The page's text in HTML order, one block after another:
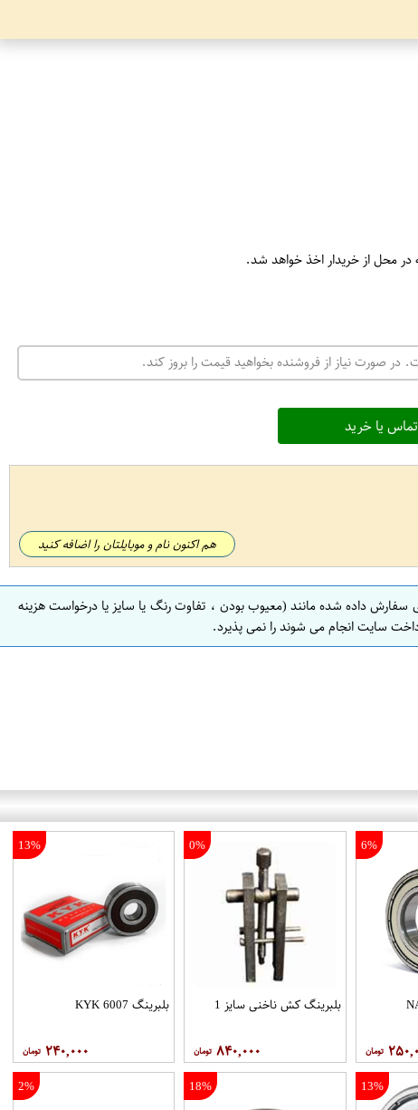
در محل از خریدار اخذ خواهد شد.
در صورت نیاز از فروشنده بخواهید قیمت را بروز کند.
یا خرید
هم اکنون نام و موبایلتان را اضافه کنید
سفارش داده شده مانند (معیوب بودن ، تفاوت رنگ یا سایز یا درخواست هزینه
سایت انجام می شوند را نمی پذیرد.
6%
0%
بلبرینگ کش ناخنی سایز 1
۸۴۰,۰۰۰
13%
بلبرینگ 6007 KYK
۲۴۰,۰۰۰
13%
18%
2%